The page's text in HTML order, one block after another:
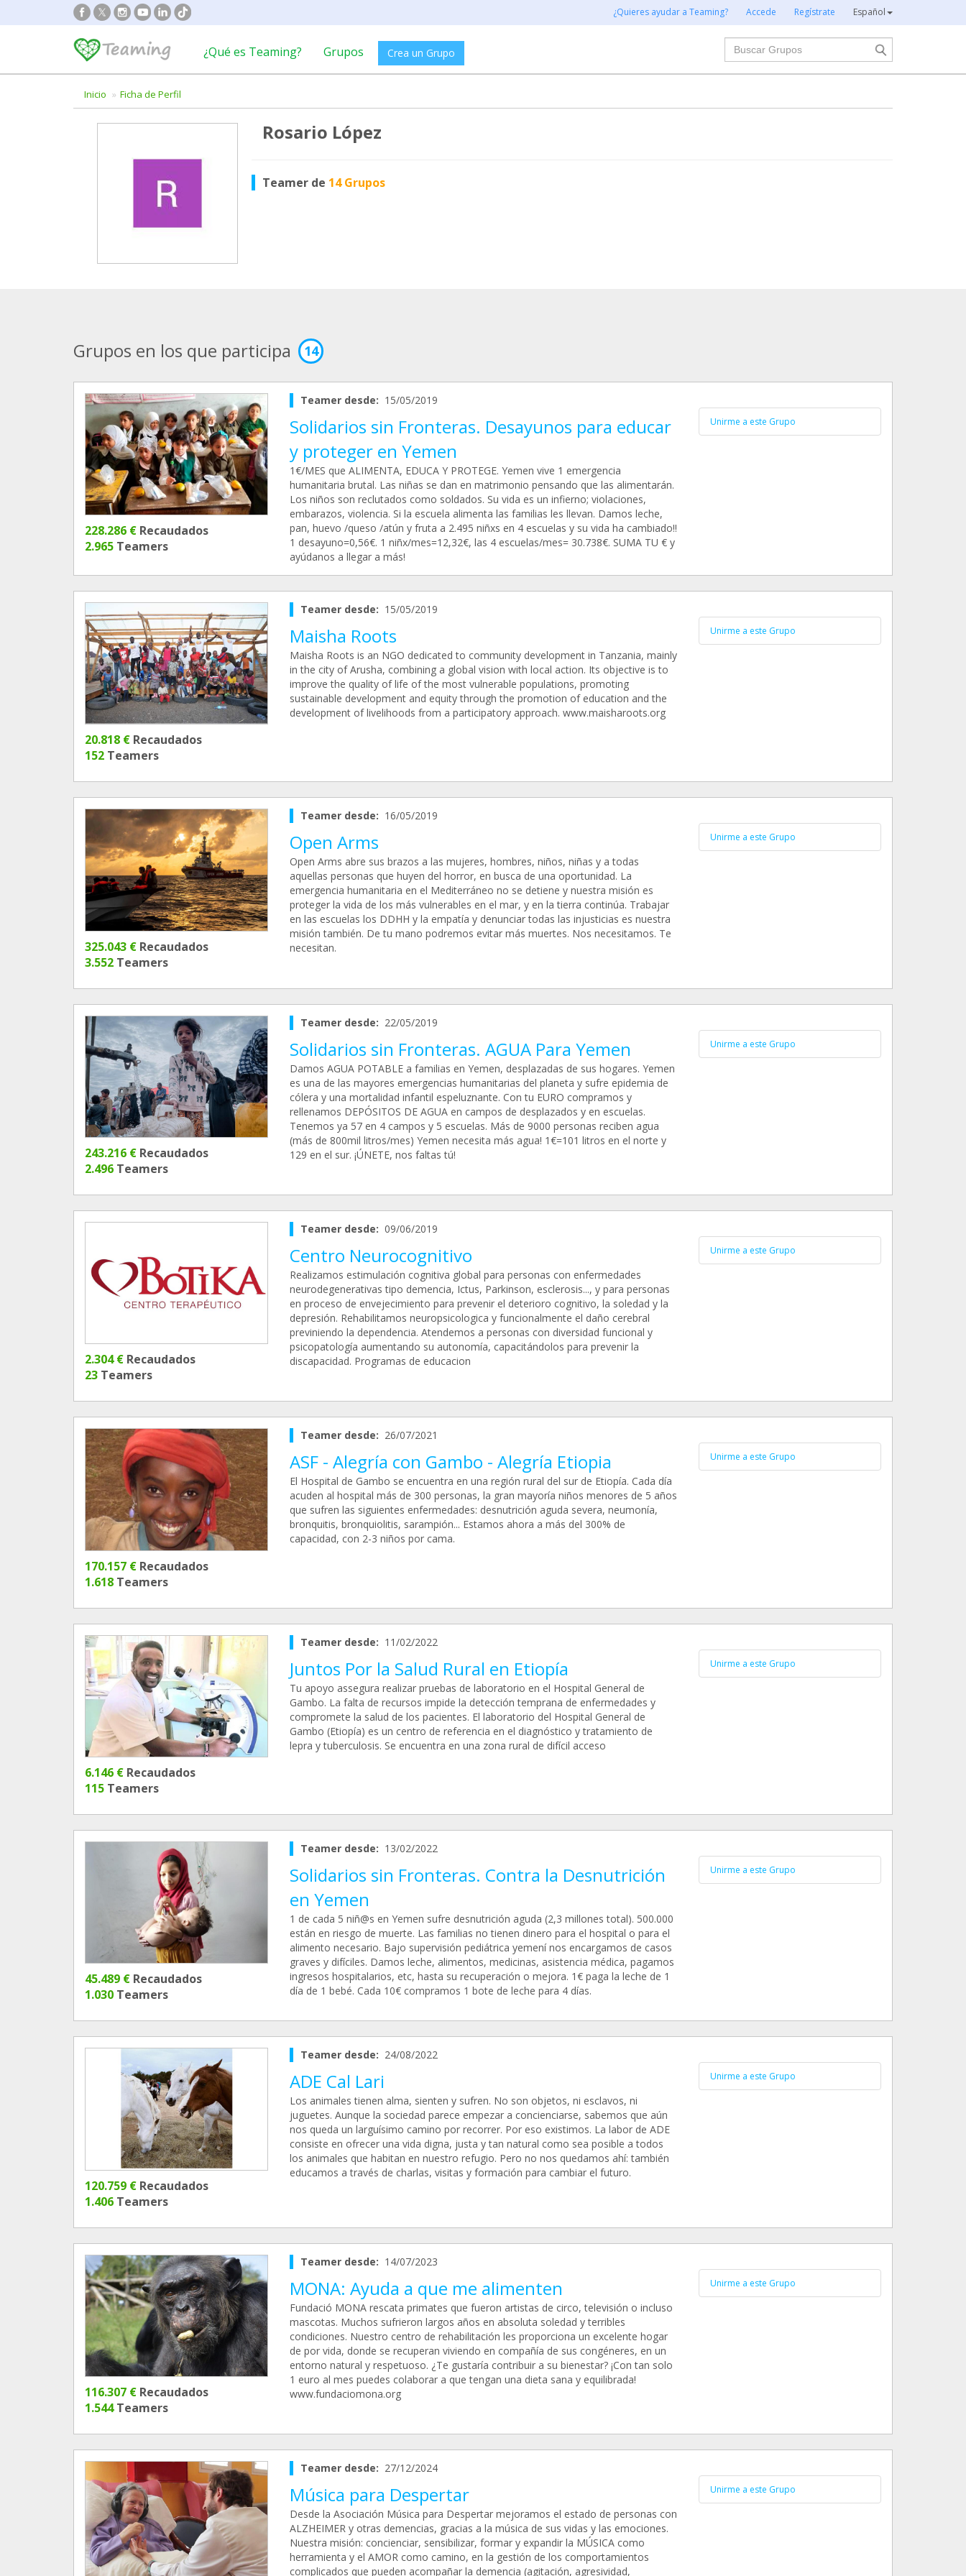
¿Quieres ayudar a Teaming? Accede Regístrate Español
¿Qué es Teaming? Grupos Crea un Grupo
Buscar
Inicio Ficha de Perfil
Rosario López
Teamer de 14 Grupos
Grupos en los que participa 14
228.286 € Recaudados
2.965 Teamers
Teamer desde: 15/05/2019
Solidarios sin Fronteras. Desayunos para educar
y proteger en Yemen
1€/MES que ALIMENTA, EDUCA Y PROTEGE. Yemen vive 1 emergencia
humanitaria brutal. Las niñas se dan en matrimonio pensando que las alimentarán.
Los niños son reclutados como soldados. Su vida es un infierno; violaciones,
embarazos, violencia. Si la escuela alimenta las familias les llevan. Damos leche,
pan, huevo /queso /atún y fruta a 2.495 niñxs en 4 escuelas y su vida ha cambiado!!
1 desayuno=0,56€. 1 niñx/mes=12,32€, las 4 escuelas/mes= 30.738€. SUMA TU € y
ayúdanos a llegar a más!
Unirme a este Grupo
20.818 € Recaudados
152 Teamers
Teamer desde: 15/05/2019
Maisha Roots
Maisha Roots is an NGO dedicated to community development in Tanzania, mainly
in the city of Arusha, combining a global vision with local action. Its objective is to
improve the quality of life of the most vulnerable populations, promoting
sustainable development and equity through the promotion of education and the
development of livelihoods from a participatory approach. www.maisharoots.org
Unirme a este Grupo
325.043 € Recaudados
3.552 Teamers
Teamer desde: 16/05/2019
Open Arms
Open Arms abre sus brazos a las mujeres, hombres, niños, niñas y a todas
aquellas personas que huyen del horror, en busca de una oportunidad. La
emergencia humanitaria en el Mediterráneo no se detiene y nuestra misión es
proteger la vida de los más vulnerables en el mar, y en la tierra continúa. Trabajar
en las escuelas los DDHH y la empatía y denunciar todas las injusticias es nuestra
misión también. De tu mano podremos evitar más muertes. Nos necesitamos. Te
necesitan.
Unirme a este Grupo
243.216 € Recaudados
2.496 Teamers
Teamer desde: 22/05/2019
Solidarios sin Fronteras. AGUA Para Yemen
Damos AGUA POTABLE a familias en Yemen, desplazadas de sus hogares. Yemen
es una de las mayores emergencias humanitarias del planeta y sufre epidemia de
cólera y una mortalidad infantil espeluznante. Con tu EURO compramos y
rellenamos DEPÓSITOS DE AGUA en campos de desplazados y en escuelas.
Tenemos ya 57 en 4 campos y 5 escuelas. Más de 9000 personas reciben agua
(más de 800mil litros/mes) Yemen necesita más agua! 1€=101 litros en el norte y
129 en el sur. ¡ÚNETE, nos faltas tú!
Unirme a este Grupo
2.304 € Recaudados
23 Teamers
Teamer desde: 09/06/2019
Centro Neurocognitivo
Realizamos estimulación cognitiva global para personas con enfermedades
neurodegenerativas tipo demencia, Ictus, Parkinson, esclerosis..., y para personas
en proceso de envejecimiento para prevenir el deterioro cognitivo, la soledad y la
depresión. Rehabilitamos neuropsicologica y funcionalmente el daño cerebral
previniendo la dependencia. Atendemos a personas con diversidad funcional y
psicopatología aumentando su autonomía, capacitándolos para prevenir la
discapacidad. Programas de educacion
Unirme a este Grupo
170.157 € Recaudados
1.618 Teamers
Teamer desde: 26/07/2021
ASF - Alegría con Gambo - Alegría Etiopia
El Hospital de Gambo se encuentra en una región rural del sur de Etiopía. Cada día
acuden al hospital más de 300 personas, la gran mayoría niños menores de 5 años
que sufren las siguientes enfermedades: desnutrición aguda severa, neumonía,
bronquitis, bronquiolitis, sarampión... Estamos ahora a más del 300% de
capacidad, con 2-3 niños por cama.
Unirme a este Grupo
6.146 € Recaudados
115 Teamers
Teamer desde: 11/02/2022
Juntos Por la Salud Rural en Etiopía
Tu apoyo assegura realizar pruebas de laboratorio en el Hospital General de
Gambo. La falta de recursos impide la detección temprana de enfermedades y
compromete la salud de los pacientes. El laboratorio del Hospital General de
Gambo (Etiopía) es un centro de referencia en el diagnóstico y tratamiento de
lepra y tuberculosis. Se encuentra en una zona rural de difícil acceso
Unirme a este Grupo
45.489 € Recaudados
1.030 Teamers
Teamer desde: 13/02/2022
Solidarios sin Fronteras. Contra la Desnutrición
en Yemen
1 de cada 5 niñ@s en Yemen sufre desnutrición aguda (2,3 millones total). 500.000
están en riesgo de muerte. Las familias no tienen dinero para el hospital o para el
alimento necesario. Bajo supervisión pediátrica yemení nos encargamos de casos
graves y difíciles. Damos leche, alimentos, medicinas, asistencia médica, pagamos
ingresos hospitalarios, etc, hasta su recuperación o mejora. 1€ paga la leche de 1
día de 1 bebé. Cada 10€ compramos 1 bote de leche para 4 días.
Unirme a este Grupo
120.759 € Recaudados
1.406 Teamers
Teamer desde: 24/08/2022
ADE Cal Lari
Los animales tienen alma, sienten y sufren. No son objetos, ni esclavos, ni
juguetes. Aunque la sociedad parece empezar a concienciarse, sabemos que aún
nos queda un larguísimo camino por recorrer. Por eso existimos. La labor de ADE
consiste en ofrecer una vida digna, justa y tan natural como sea posible a todos
los animales que habitan en nuestro refugio. Pero no nos quedamos ahí: también
educamos a través de charlas, visitas y formación para cambiar el futuro.
Unirme a este Grupo
116.307 € Recaudados
1.544Teamers
Teamer desde: 14/07/2023
MONA: Ayuda a que me alimenten
Fundació MONA rescata primates que fueron artistas de circo, televisión o incluso
mascotas. Muchos sufrieron largos años en absoluta soledad y terribles
condiciones. Nuestro centro de rehabilitación les proporciona un excelente hogar
de por vida, donde se recuperan viviendo en compañía de sus congéneres, en un
entorno natural y respetuoso. ¿Te gustaría contribuir a su bienestar? ¡Con tan solo
1 euro al mes puedes colaborar a que tengan una dieta sana y equilibrada!
www.fundaciomona.org
Unirme a este Grupo
Teamer desde: 27/12/2024
Música para Despertar
Desde la Asociación Música para Despertar mejoramos el estado de personas con
ALZHEIMER y otras demencias, gracias a la música de sus vidas y las emociones.
Nuestra misión: concienciar, sensibilizar, formar y expandir la MÚSICA como
herramienta y el AMOR como camino, en la gestión de los comportamientos
complicados que pueden acompañar la demencia (agitación, agresividad,
Unirme a este Grupo